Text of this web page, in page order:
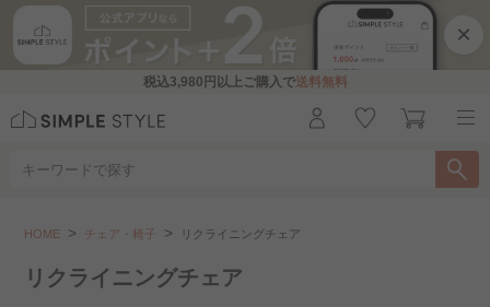
×
税込3,980円 以上ご購入で送料無料
HOME チェア・椅子 リクライニングチェア
リクライニングチェア